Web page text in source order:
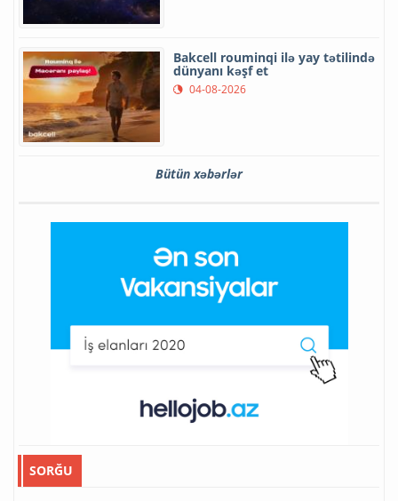
Bakcell rouminqi ilə yay tətilində
dünyanı kəşf et
04-08-2026
Bütün xəbərlər
SORĞU